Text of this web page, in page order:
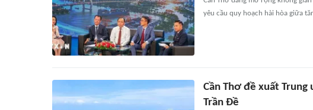
yêu cầu quy hoạch hài hòa giữa
Cần Thơ đề xuất
Trần Đề